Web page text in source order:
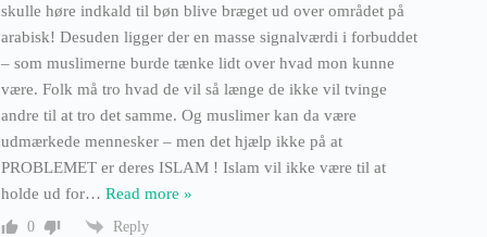
skulle høre indkald til bøn blive bræget ud over området på
arabisk! Desuden ligger der en masse signalværdi i forbuddet
– som muslimerne burde tænke lidt over hvad mon kunne
være. Folk må tro hvad de vil så længe de ikke vil tvinge
andre til at tro det samme. Og muslimer kan da være
udmærkede mennesker – men det hjælp ikke på at
PROBLEMET er deres ISLAM ! Islam vil ikke være til at
holde ud for… Read more »
0 Reply